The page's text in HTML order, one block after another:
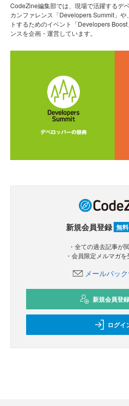
CodeZine編集部では、現場で活躍するデ
カンファレンス「Developers Summit」
トするためのイベント「Developers
ンスを企画・運営しています。
新規会員登録 無料
・全ての過去記事が
・会員限定メルマガ
メールバッ
新規会員登録
ログイ